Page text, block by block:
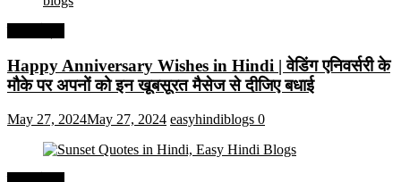
Happy Anniversary Wishes in Hindi | वेडिंग एनिवर्सरी के
मौके पर अपनों को इन खूबसूरत मैसेज से दीजिए बधाई
May 27, 2024May 27, 2024 easyhindiblogs 0